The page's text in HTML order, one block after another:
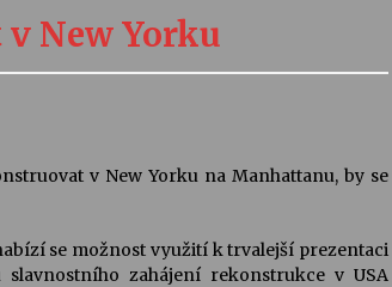
Stávám se kapkou
30. 7. 2026
17. 7. 2026
New Yorku
v New Yorku na Manhattanu, by se
se možnost využití k trvalejší prezentaci
slavnostního zahájení rekonstrukce v USA